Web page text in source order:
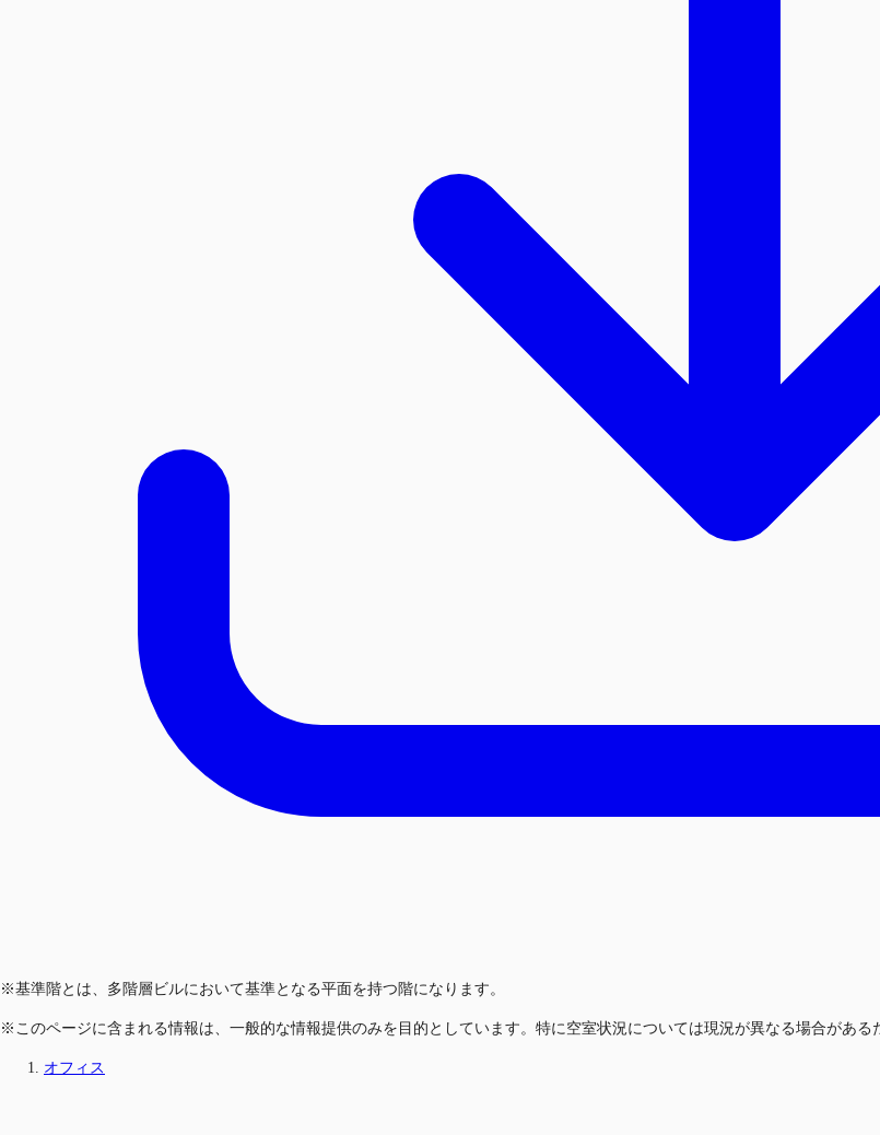
※基準階とは、多階層ビルにおいて基準となる平面を持つ階になります。
※このページに含まれる情報は、一般的な情報提供のみを目的としています。特に空室状況については現況が異なる場合がある
オフィス